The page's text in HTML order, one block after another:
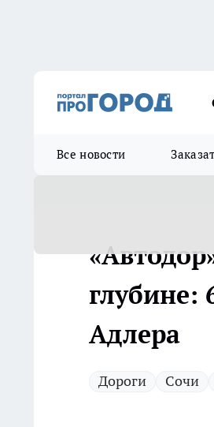
Все новости
глубине:
Адлера
Дороги Сочи